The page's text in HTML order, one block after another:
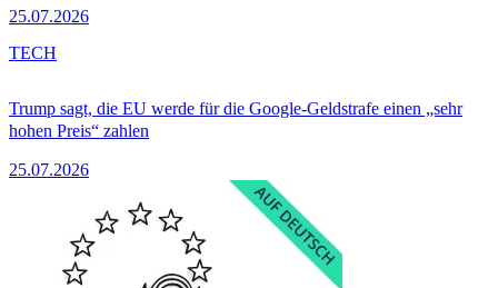
25.07.2026
Trump sagt, die EU werde für die Google-Geldstrafe einen „sehr
hohen Preis“ zahlen
25.07.2026
TECH